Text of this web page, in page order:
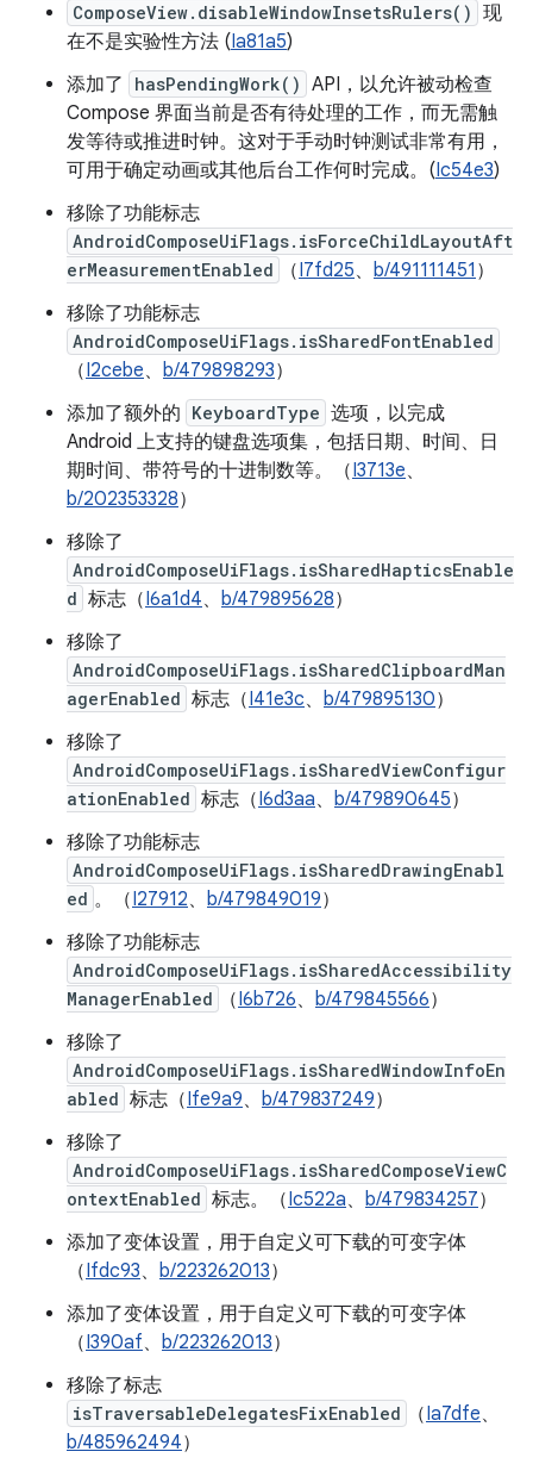
ComposeView.disableWindowInsetsRulers() 现
在不是实验性方法 (Ia81a5)
添加了
hasPendingWork() API，以允许被动检查
Compose 界面当前是否有待处理的工作，而无需触
发等待或推进时钟。这对于手动时钟测试非常有用，
可用于确定动画或其他后台工作何时完成。(Ic54e3)
移除了功能标志
AndroidComposeUiFlags.isForceChildLayoutAft
erMeasurementEnabled
（I7fd25、 b/491111451 ）
移除了功能标志
AndroidComposeUiFlags.isSharedFontEnabled
（I2cebe、 b/479898293）
添加了额外的 KeyboardType 选项，以完成
Android 上支持的键盘选项集，包括日期、时间、日
期时间、带符号的十进制数等。（I3713e、
b/202353328）
移除了
AndroidComposeUiFlags.isSharedHapticsEnable
d 标志（I6a1d4、 b/479895628）
移除了
AndroidComposeUiFlags.isSharedClipboardMan
agerEnabled 标志（I41e3c、 b/479895130）
移除了
AndroidComposeUiFlags.isSharedViewConfigur
ationEnabled 标志（I6d3aa、 b/479890645）
移除了功能标志
AndroidComposeUiFlags.isSharedDrawingEnabl
ed 。（I27912、 b/479849019）
移除了功能标志
AndroidComposeUiFlags.isSharedAccessibility
ManagerEnabled
（I6b726、 b/479845566）
移除了
AndroidComposeUiFlags.isSharedWindowInfoEn
abled 标志（Ife9a9、 b/479837249）
移除了
AndroidComposeUiFlags.isSharedComposeViewC
ontextEnabled 标志。（Ic522a、 b/479834257）
添加了变体设置，用于自定义可下载的可变字体
（Ifdc93、 b/223262013）
添加了变体设置，用于自定义可下载的可变字体
（I390af、 b/223262013）
移除了标志
isTraversableDelegatesFixEnabled （Ia7dfe、
b/485962494）